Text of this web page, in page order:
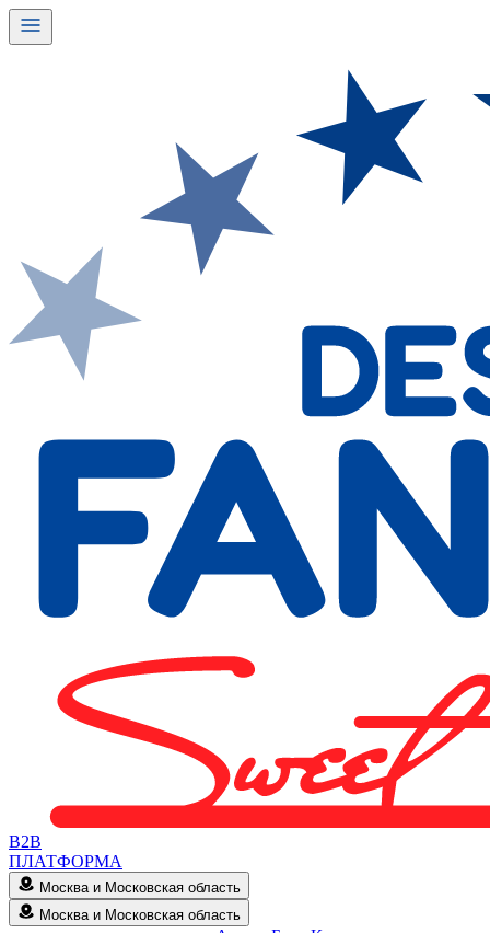
B2B
ПЛАТФОРМА
Москва и Московская область
Москва и Московская область